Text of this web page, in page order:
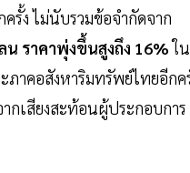
รั้ง ไม่นับรวมข้อจำกัดจาก
ราคาพุ่งขึ้นสูงถึง 16%ใน
ภาคอสังหาริมทรัพย์ไทยอีกค
กเสียงสะท้อนผู้ประกอบการ